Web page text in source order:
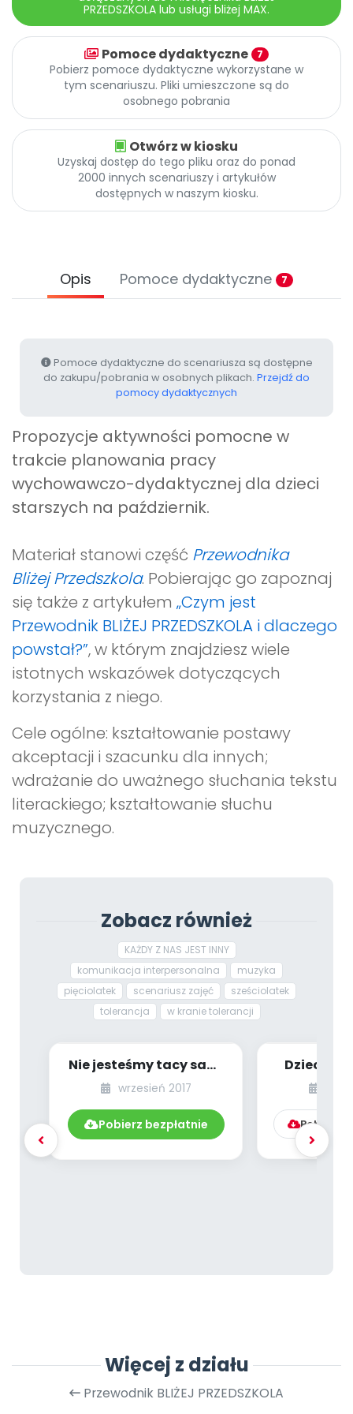
Archiwalne numery
Pomoc
Promocje
PRZEDSZKOLA lub usługi bliżej MAX.
Pomoce dydaktyczne 7
Pobierz pomoce dydaktyczne wykorzystane w
tym scenariuszu. Pliki umieszczone są do
osobnego pobrania
Otwórz w kiosku
Uzyskaj dostęp do tego pliku oraz do ponad
2000 innych scenariuszy i artykułów
dostępnych w naszym kiosku.
Opis Pomoce dydaktyczne 7
Pomoce dydaktyczne do scenariusza są dostępne
do zakupu/pobrania w osobnych plikach. Przejdź do
pomocy dydaktycznych
Propozycje aktywności pomocne w
trakcie planowania pracy
wychowawczo-dydaktycznej dla dzieci
starszych na październik.
Materiał stanowi część Przewodnika
Bliżej Przedszkola. Pobierając go zapoznaj
się także z artykułem „Czym jest
Przewodnik BLIŻEJ PRZEDSZKOLA i dlaczego
powstał?”, w którym znajdziesz wiele
istotnych wskazówek dotyczących
korzystania z niego.
Cele ogólne: kształtowanie postawy
akceptacji i szacunku dla innych;
wdrażanie do uważnego słuchania tekstu
literackiego; kształtowanie słuchu
muzycznego.
Zobacz również
KAŻDY Z NAS JEST INNY
komunikacja interpersonalna
muzyka
pięciolatek
scenariusz zajęć
sześciolatek
tolerancja
w kranie tolerancji
Nie jesteśmy tacy sami
[PBP - dzieci starsze -
wrzesień 2017
Pobierz bezpłatnie
Dzieci z
[PBP -
Pobierz
Więcej z działu
Przewodnik BLIŻEJ PRZEDSZKOLA